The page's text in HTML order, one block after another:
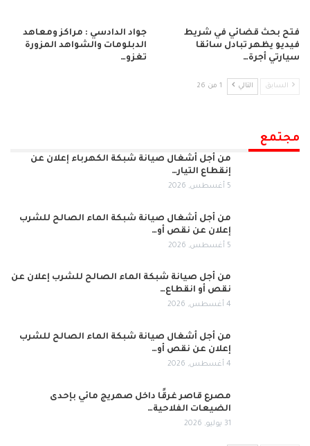
فتح بحث قضائي في شريط
فيديو يظهر تبادل سائقا
سيارتي أجرة…
جواد الدادسي : مراكز ومعاهد
الدبلومات والشواهد المزورة
تغزو…
السابق التالي 1 من 26
مجتمع
من أجل أشغال صيانة شبكة الكهرباء إعلان عن
إنقطاع التيار…
5 أغسطس, 2026
من أجل أشغال صيانة شبكة الماء الصالح للشرب
إعلان عن نقص أو…
5 أغسطس, 2026
من أجل صيانة شبكة الماء الصالح للشرب إعلان عن
نقص أو انقطاع…
4 أغسطس, 2026
من أجل أشغال صيانة شبكة الماء الصالح للشرب
إعلان عن نقص أو…
4 أغسطس, 2026
مصرع قاصر غرقًا داخل صهريج مائي بإحدى
الضيعات الفلاحية…
31 يوليو, 2026